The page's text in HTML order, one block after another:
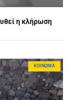
η κλήρωση
ΚΟΙΝΩΝΊΑ